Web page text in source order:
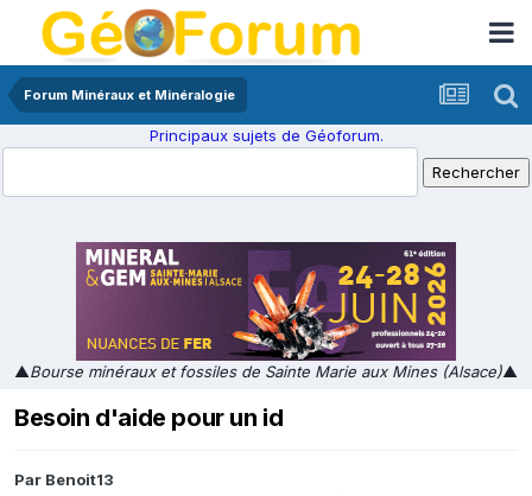
Forum Minéraux et Minéralogie
Principaux sujets de Géoforum.
▲Bourse minéraux et fossiles de Sainte Marie aux Mines (Alsace)▲
Besoin d'aide pour un id
Par Benoit13